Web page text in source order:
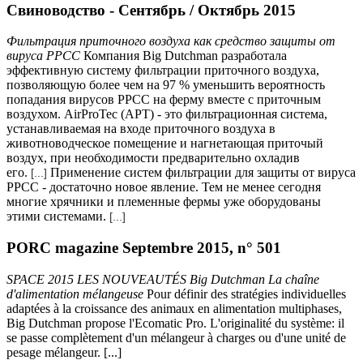
Свиноводство - Сентябрь / Октябрь 2015
Фильтрация приточного воздуха как средство защиты от
вируса РРСС Компания Big Dutchman разработала
эффективную систему фильтрации приточного воздуха,
позволяющую более чем на 97 % уменьшить вероятность
попадания вирусов РРСС на ферму вместе с приточным
воздухом. AirProTec (AРТ) - это фильтрационная система,
устанавливаемая на входе приточного воздуха в
животноводческое помещение и нагнетающая приточый
воздух, при необходимости предварительно охладив
его. [...] Применение систем фильтрации для защиты от вируса
РРСС - достаточно новое явление. Тем не менее сегодня
многие хрячники и племенные фермы уже оборудованы
этими системами. [...]
PORC magazine Septembre 2015, n° 501
SPACE 2015 LES NOUVEAUTÉS Big Dutchman La chaîne
d'alimentation mélangeuse Pour définir des stratégies individuelles
adaptées à la croissance des animaux en alimentation multiphases,
Big Dutchman propose l'Ecomatic Pro. L'originalité du système: il
se passe complètement d'un mélangeur à charges ou d'une unité de
pesage mélangeur. [...]